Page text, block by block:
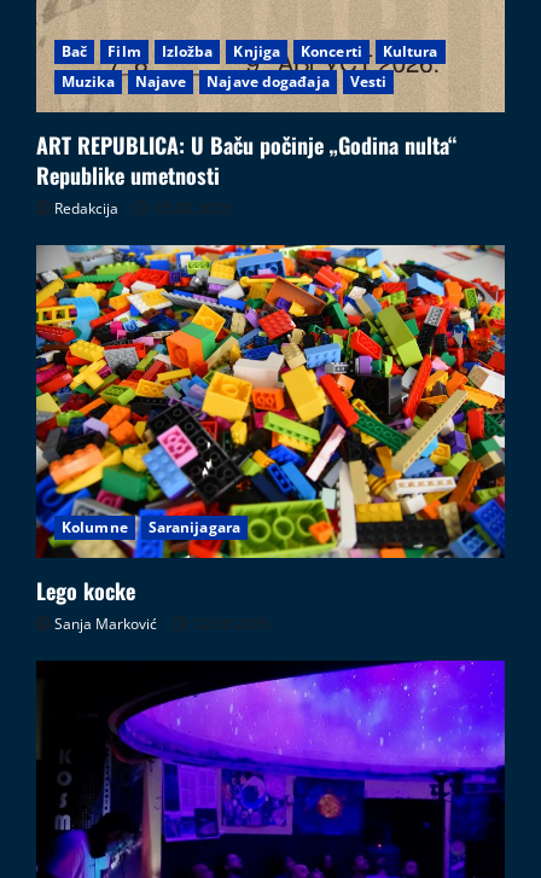
Bač Film Izložba Knjiga Koncerti
Kultura
Muzika
Najave Najave događaja Vesti
ART REPUBLICA: U Baču počinje „Godina nulta“
Republike umetnosti
Redakcija 05.08.2026
Kolumne Saranijagara
Lego kocke
Sanja Marković 02.08.2026